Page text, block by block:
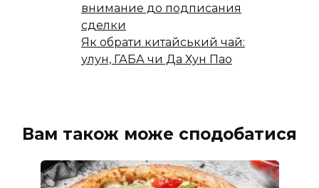
внимание до подписания
сделки
Як обрати китайський чай:
улун, ГАБА чи Да Хун Пао
Вам також може сподобатися